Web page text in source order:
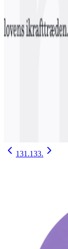
131.133.